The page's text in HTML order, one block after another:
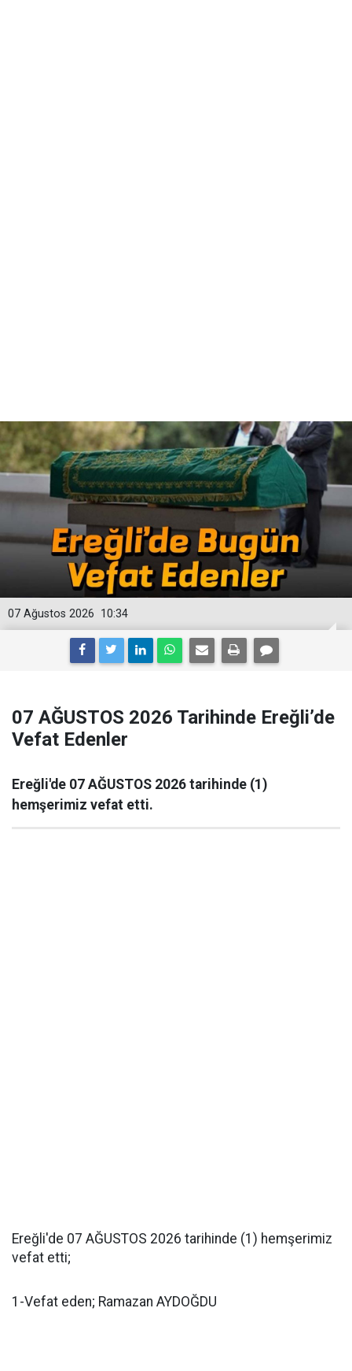
10:34
07 Ağustos 2026
07 AĞUSTOS 2026 Tarihinde Ereğli’de
Vefat Edenler
Ereğli'de 07 AĞUSTOS 2026 tarihinde (1)
hemşerimiz vefat etti.
Ereğli'de 07 AĞUSTOS 2026 tarihinde (1) hemşerimiz
vefat etti;
1-Vefat eden; Ramazan AYDOĞDU